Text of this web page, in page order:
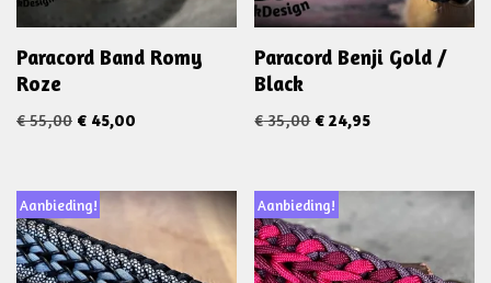
Paracord Band Romy
Roze
€55,00 € 45,00
Paracord Benji Gold /
Black
€35,00 € 24,95
Aanbieding! Aanbieding!